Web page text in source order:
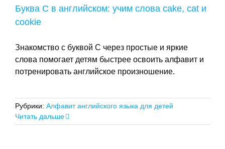
Буква C в английском: учим слова cake, cat и
cookie
Знакомство с буквой C через простые и яркие
слова помогает детям быстрее освоить алфавит и
потренировать английское произношение.
Рубрики: Алфавит английского языка для детей
Читать дальше